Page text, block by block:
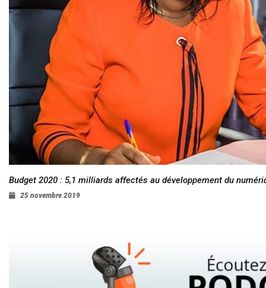
Budget 2020 : 5,1 milliards affectés au développement du
25 novembre 2019